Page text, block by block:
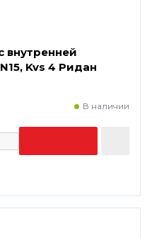
внутренней
Kvs 4 Ридан
В наличии